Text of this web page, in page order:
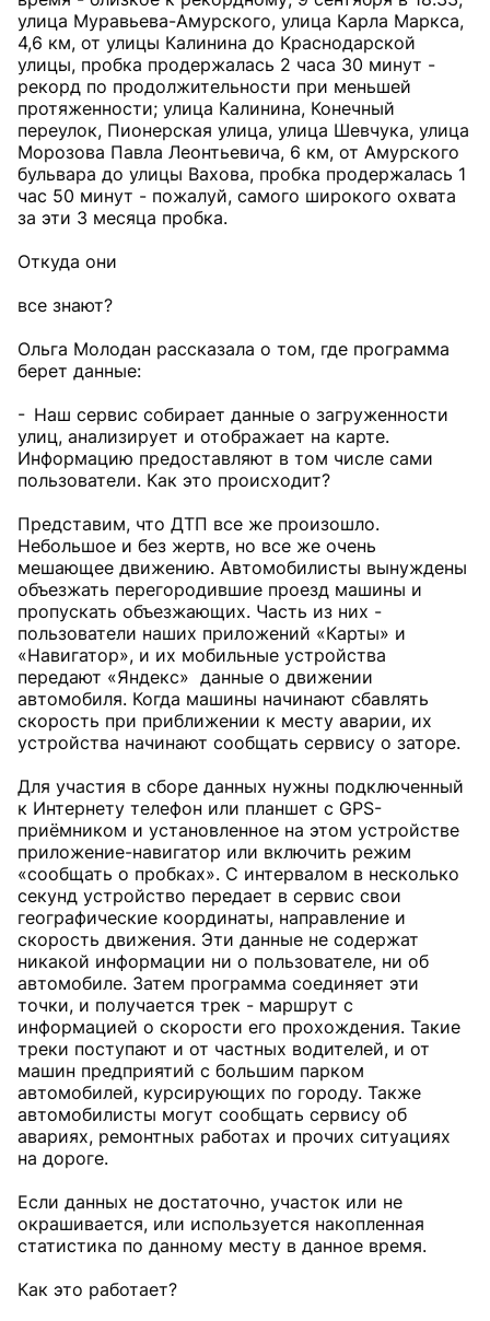
улица Муравьева-Амурского, улица Карла Маркса,
4,6 км, от улицы Калинина до Краснодарской
улицы, пробка продержалась 2 часа 30 минут -
рекорд по продолжительности при меньшей
протяженности; улица Калинина, Конечный
переулок, Пионерская улица, улица Шевчука, улица
Морозова Павла Леонтьевича, 6 км, от Амурского
бульвара до улицы Вахова, пробка продержалась 1
час 50 минут - пожалуй, самого широкого охвата
за эти 3 месяца пробка.
Откуда они
все знают?
Ольга Молодан рассказала о том, где программа
берет данные:
- Наш сервис собирает данные о загруженности
улиц, анализирует и отображает на карте.
Информацию предоставляют в том числе сами
пользователи. Как это происходит?
Представим, что ДТП все же произошло.
Небольшое и без жертв, но все же очень
мешающее движению. Автомобилисты вынуждены
объезжать перегородившие проезд машины и
пропускать объезжающих. Часть из них -
пользователи наших приложений «Карты» и
«Навигатор», и их мобильные устройства
передают «Яндекс» данные о движении
автомобиля. Когда машины начинают сбавлять
скорость при приближении к месту аварии, их
устройства начинают сообщать сервису о заторе.
Для участия в сборе данных нужны подключенный
к Интернету телефон или планшет с GPS-
приёмником и установленное на этом устройстве
приложение-навигатор или включить режим
«сообщать о пробках». С интервалом в несколько
секунд устройство передает в сервис свои
географические координаты, направление и
скорость движения. Эти данные не содержат
никакой информации ни о пользователе, ни об
автомобиле. Затем программа соединяет эти
точки, и получается трек - маршрут с
информацией о скорости его прохождения. Такие
треки поступают и от частных водителей, и от
машин предприятий с большим парком
автомобилей, курсирующих по городу. Также
автомобилисты могут сообщать сервису об
авариях, ремонтных работах и прочих ситуациях
на дороге.
Если данных не достаточно, участок или не
окрашивается, или используется накопленная
статистика по данному месту в данное время.
Как это работает?